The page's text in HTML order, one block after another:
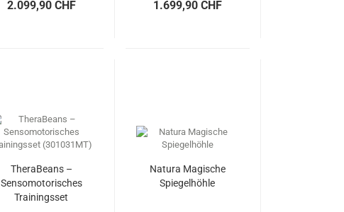
2.099,90 CHF 1.699,90 CHF
TheraBeans –
Sensomotorisches
Trainingsset
Natura Magische
Spiegelhöhle